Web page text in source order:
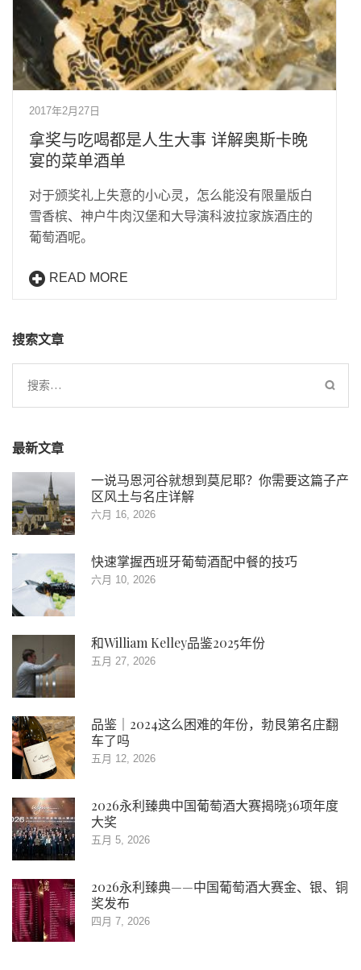
2017年2月27日
拿奖与吃喝都是人生大事 详解奥斯卡晚
宴的菜单酒单
对于颁奖礼上失意的小心灵，怎么能没有限量版白
雪香槟、神户牛肉汉堡和大导演科波拉家族酒庄的
葡萄酒呢。
READ MORE
搜索文章
搜
索：
最新文章
一说马恩河谷就想到莫尼耶？你需要这篇子产
区风土与名庄详解
六月 16, 2026
快速掌握西班牙葡萄酒配中餐的技巧
六月 10, 2026
和William Kelley品鉴2025年份
五月 27, 2026
品鉴｜2024这么困难的年份，勃艮第名庄翻
车了吗
五月 12, 2026
2026永利臻典中国葡萄酒大赛揭晓36项年度
大奖
五月 5, 2026
2026永利臻典——中国葡萄酒大赛金、银、铜
奖发布
四月 7, 2026